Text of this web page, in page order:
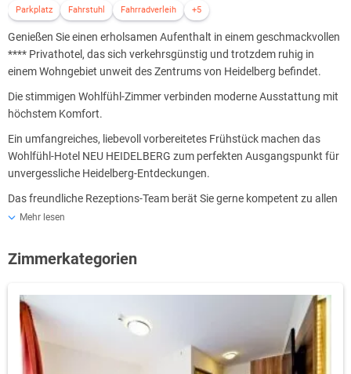
Parkplatz Fahrstuhl Fahrradverleih +5
Genießen Sie einen erholsamen Aufenthalt in einem geschmackvollen
**** Privathotel, das sich verkehrsgünstig und trotzdem ruhig in
einem Wohngebiet unweit des Zentrums von Heidelberg befindet.
Die stimmigen Wohlfühl-Zimmer verbinden moderne Ausstattung mit
höchstem Komfort.
Ein umfangreiches, liebevoll vorbereitetes Frühstück machen das
Wohlfühl-Hotel NEU HEIDELBERG zum perfekten Ausgangspunkt für
unvergessliche Heidelberg-Entdeckungen.
Das freundliche Rezeptions-Team berät Sie gerne kompetent zu allen
Facetten Ihres Besuchs im romantischen Heidelberg und seiner
Mehr lesen
Zimmerkategorien